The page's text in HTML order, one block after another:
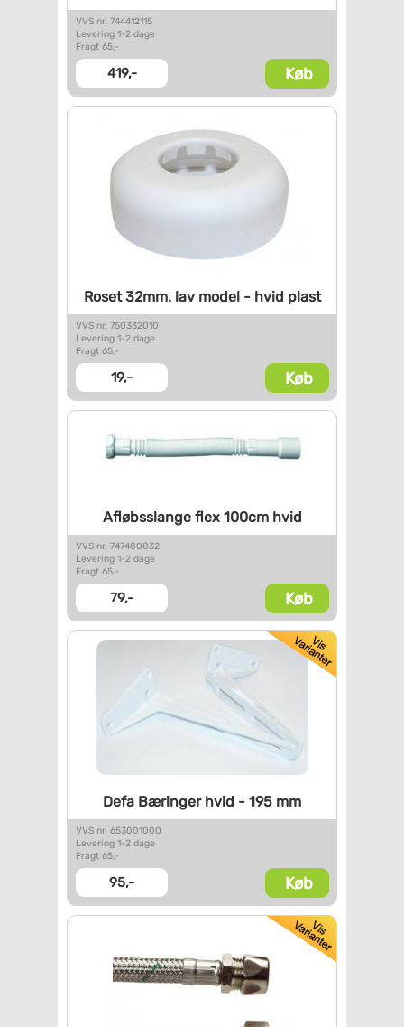
VVS nr. 744412115
Levering 1-2 dage
Fragt 65,-
419,- Køb
Roset 32mm. lav model - hvid plast
VVS nr. 750332010
Levering 1-2 dage
Fragt 65,-
19,- Køb
Afløbsslange flex 100cm hvid
VVS nr. 747480032
Levering 1-2 dage
Fragt 65,-
79,- Køb
Defa Bæringer hvid - 195 mm
VVS nr. 653001000
Levering 1-2 dage
Fragt 65,-
95,- Køb